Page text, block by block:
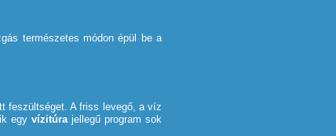
természetes módon épül be a
feszültséget. A friss levegő, a víz
egy vízitúrajellegű program sok